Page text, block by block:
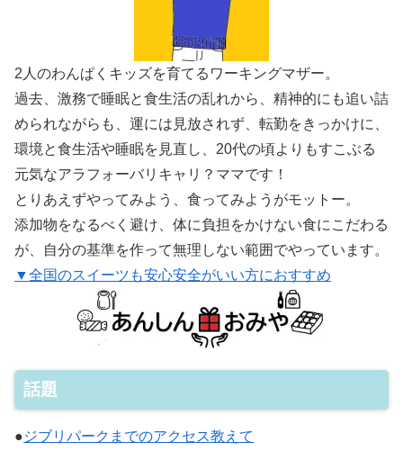
2人のわんぱくキッズを育てるワーキングマザー。
過去、激務で睡眠と食生活の乱れから、精神的にも追い詰
められながらも、運には見放されず、転勤をきっかけに、
環境と食生活や睡眠を見直し、20代の頃よりもすこぶる
元気なアラフォーバリキャリ？ママです！
とりあえずやってみよう、食ってみようがモットー。
添加物をなるべく避け、体に負担をかけない食にこだわる
が、自分の基準を作って無理しない範囲でやっています。
▼全国のスイーツも安心安全がいい方におすすめ
話題
●ジブリパークまでのアクセス教えて